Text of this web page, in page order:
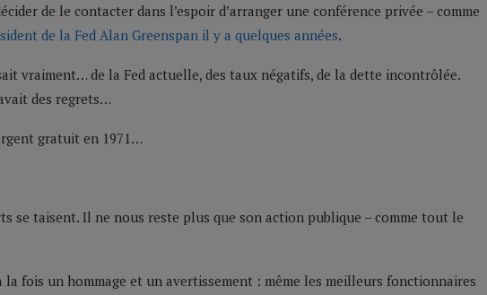
de le contacter dans l’espoir d’arranger une conférence privée – comme
de la Fed Alan Greenspan il y a quelques années.
vraiment… de la Fed actuelle, des taux négatifs, de la dette incontrôlée.
des regrets…
gratuit en 1971…
se taisent. Il ne nous reste plus que son action publique – comme tout le
fois un hommage et un avertissement : même les meilleurs fonctionnaires